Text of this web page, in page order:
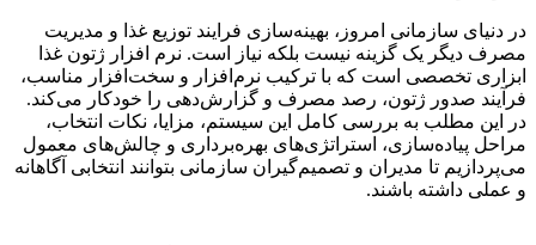
در دنیای سازمانی امروز، بهینه‌سازی فرایند توزیع غذا و مدیریت
مصرف دیگر یک گزینه نیست بلکه نیاز است. نرم افزار ژتون غذا
ابزاری تخصصی است که با ترکیب نرم‌افزار و سخت‌افزار مناسب،
فرآیند صدور ژتون، رصد مصرف و گزارش‌دهی را خودکار می‌کند.
در این مطلب به بررسی کامل این سیستم، مزایا، نکات انتخاب،
مراحل پیاده‌سازی، استراتژی‌های بهره‌برداری و چالش‌های معمول
می‌پردازیم تا مدیران و تصمیم‌گیران سازمانی بتوانند انتخابی آگاهانه
و عملی داشته باشند.